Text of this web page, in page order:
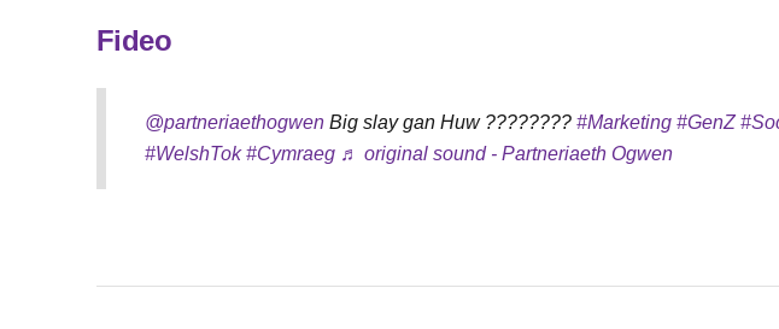
Fideo
@partneriaethogwen Big slay gan Huw ???????? #Marketing #GenZ
#WelshTok #Cymraeg ♬ original sound - Partneriaeth Ogwen